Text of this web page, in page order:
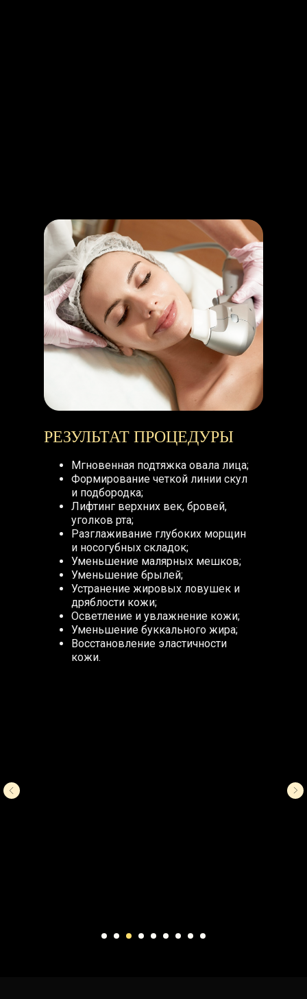
РЕЗУЛЬТАТ ПРОЦЕДУРЫ
Мгновенная подтяжка овала лица;
Формирование четкой линии скул
и подбородка;
Лифтинг верхних век, бровей,
уголков рта;
Разглаживание глубоких морщин
и носогубных складок;
Уменьшение малярных мешков;
Уменьшение брылей;
Устранение жировых ловушек и
дряблости кожи;
Осветление и увлажнение кожи;
Уменьшение буккального жира;
Восстановление эластичности
кожи.